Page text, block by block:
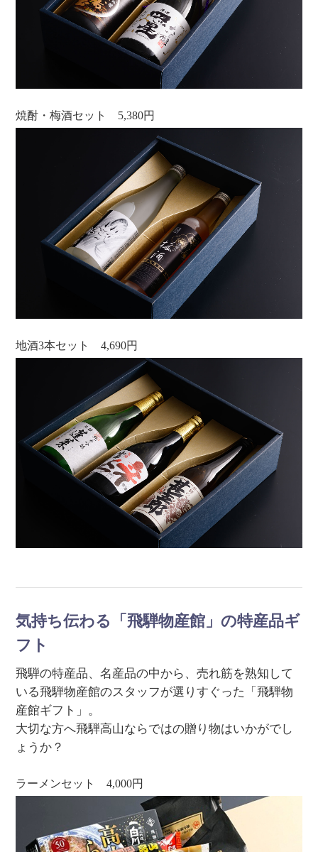
焼酎・梅酒セット 5,380円
地酒3本セット 4,690円
気持ち伝わる「飛騨物産館」の特産品ギ
フト
飛騨の特産品、名産品の中から、売れ筋を熟知して
いる飛騨物産館のスタッフが選りすぐった「飛騨物
産館ギフト」。
大切な方へ飛騨高山ならではの贈り物はいかがでし
ょうか？
ラーメンセット 4,000円